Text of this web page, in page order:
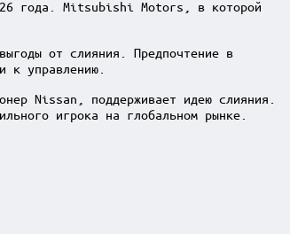
года. Mitsubishi Motors, в которой
от слияния. Предпочтение в
к управлению.
Nissan, поддерживает идею слияния.
игрока на глобальном рынке.